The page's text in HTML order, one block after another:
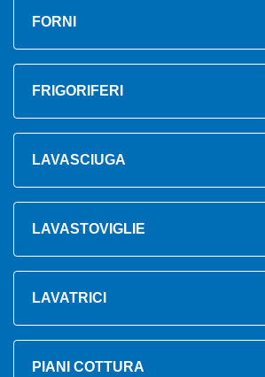
FORNI
FRIGORIFERI
LAVASCIUGA
LAVASTOVIGLIE
LAVATRICI
PIANI COTTURA